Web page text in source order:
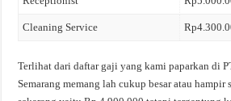
Cleaning Service
Terlihat dari daftar gaji yang kami paparkan di
Semarang memang lah cukup besar atau hampir